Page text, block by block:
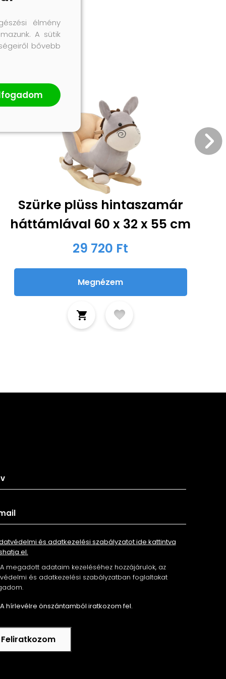
Szürke plüss hintaszamár
háttámlával 60 x 32 x 55 cm
29 720 Ft
Megnézem
és adatkezelési szabályzatot ide kattintva
el.
A megadott adataim kezeléséhez hozzájárulok, az
és adatkezelési szabályzatban foglaltakat
A hírlevélre önszántamból iratkozom fel.
Feliratkozom
élmény
A sütik
bővebb